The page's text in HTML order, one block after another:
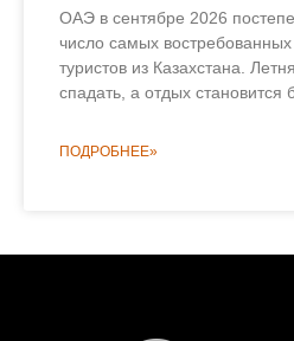
ОАЭ в сентябре 2026
число самых
туристов из Казахстана.
спадать, а отдых
ПОДРОБНЕЕ»